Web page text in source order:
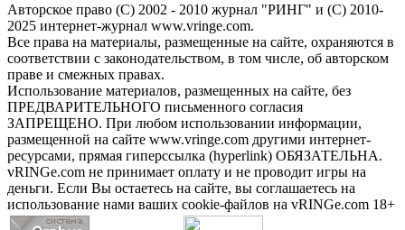
Авторское право (С) 2002 - 2010 журнал "РИНГ" и (С) 2010-
2025 интернет-журнал www.vringe.com.
Все права на материалы, размещенные на сайте, охраняются в
соответствии с законодательством, в том числе, об авторском
праве и смежных правах.
Использование материалов, размещенных на сайте, без
ПРЕДВАРИТЕЛЬНОГО письменного согласия
ЗАПРЕЩЕНО. При любом использовании информации,
размещенной на сайте www.vringe.com другими интернет-
ресурсами, прямая гиперссылка (hyperlink) ОБЯЗАТЕЛЬНА.
vRINGe.com не принимает оплату и не проводит игры на
деньги. Если Вы остаетесь на сайте, вы соглашаетесь на
использование нами ваших cookie-файлов на vRINGe.com 18+